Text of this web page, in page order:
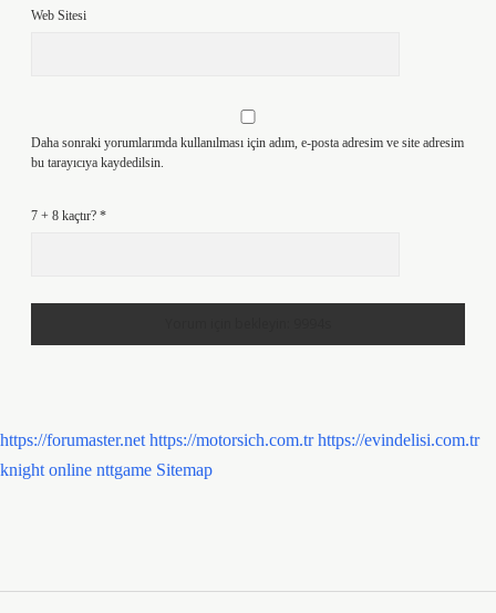
Web Sitesi
Daha sonraki yorumlarımda kullanılması için adım, e-posta adresim ve site adresim
bu tarayıcıya kaydedilsin.
7 + 8 kaçtır? *
https://forumaster.net https://motorsich.com.tr https://evindelisi.com.tr
knight online nttgame Sitemap